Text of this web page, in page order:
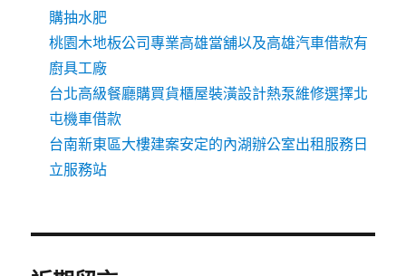
購抽水肥
桃園木地板公司專業高雄當舖以及高雄汽車借款有
廚具工廠
台北高級餐廳購買貨櫃屋裝潢設計熱泵維修選擇北
屯機車借款
台南新東區大樓建案安定的內湖辦公室出租服務日
立服務站